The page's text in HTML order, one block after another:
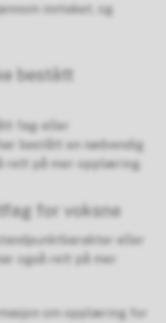
inntaket, og
bestått
fag- eller
bestått en nødvendig
rett på mer opplæring.
for voksne
eller
også rett på mer
om opplæring for